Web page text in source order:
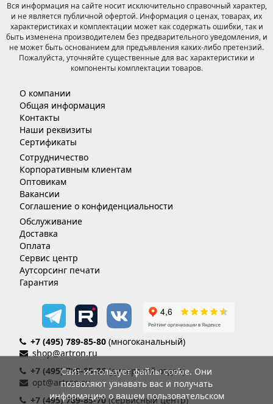
Вся информация на сайте носит исключительно справочный характер,
и не является публичной офертой. Информация о ценах, товарах, их
характеристиках и комплектации может как содержать ошибки, так и
быть изменена производителем без предварительного уведомления, и
не может быть основанием для предъявления каких-либо претензий.
Пожалуйста, уточняйте существенные для вас характеристики и
компоненты комплектации товаров.
О компании
Общая информация
Контакты
Наши реквизиты
Сертификаты
Сотрудничество
Корпоративным клиентам
Оптовикам
Вакансии
Соглашение о конфиденциальности
Обслуживание
Доставка
Оплата
Сервис центр
Аутсорсинг печати
Гарантия
+7 (495) 789-85-80 (многоканальный)
shop@artron.ru
+7 (495) 789-85-86(дилерский отдел)
opt@artron.ru
+7 (495) 789-85-70 (сервисный центр)
Сайт использует файлы cookie. Они
позволяют узнавать вас и получать
информацию о вашем пользовательском